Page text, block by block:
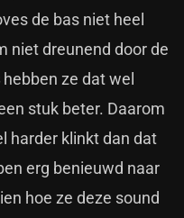
de bas niet heel
niet dreunend door de
hebben ze dat wel
stuk beter. Daarom
harder klinkt dan dat
erg benieuwd naar
hoe ze deze sound